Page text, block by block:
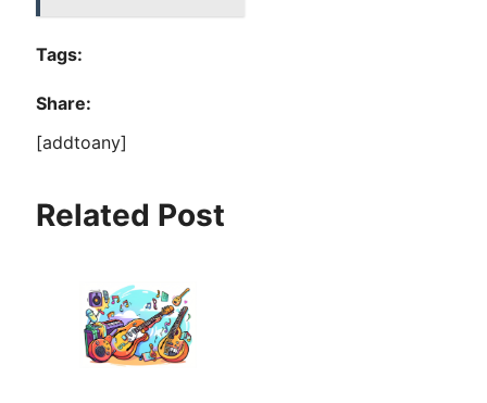
Tags:
Share:
[addtoany]
Related Post